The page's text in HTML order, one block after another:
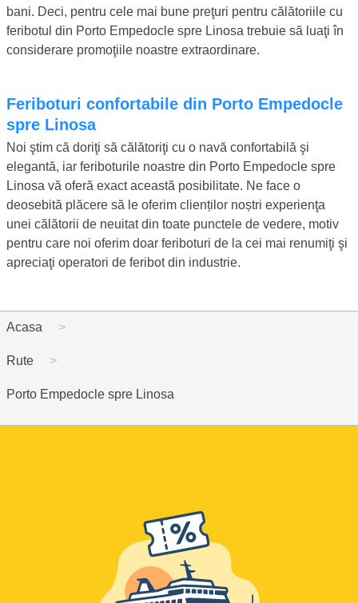
bani. Deci, pentru cele mai bune preţuri pentru călătoriile cu
feribotul din Porto Empedocle spre Linosa trebuie să luaţi în
considerare promoţiile noastre extraordinare.
Feriboturi confortabile din Porto Empedocle
spre Linosa
Noi ştim că doriţi să călătoriţi cu o navă confortabilă şi
elegantă, iar feriboturile noastre din Porto Empedocle spre
Linosa vă oferă exact această posibilitate. Ne face o
deosebită plăcere să le oferim clienților noștri experienţa
unei călătorii de neuitat din toate punctele de vedere, motiv
pentru care noi oferim doar feriboturi de la cei mai renumiţi şi
apreciaţi operatori de feribot din industrie.
Acasa
Rute
Porto Empedocle spre Linosa